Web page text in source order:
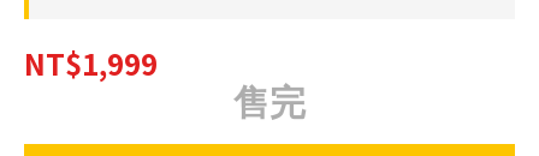
NT$1,999
售完